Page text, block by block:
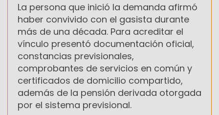
La persona que inició la demanda afirmó
haber convivido con el gasista durante
más de una década. Para acreditar el
vínculo presentó documentación oficial,
constancias previsionales,
comprobantes de servicios en común y
certificados de domicilio compartido,
además de la pensión derivada otorgada
por el sistema previsional.